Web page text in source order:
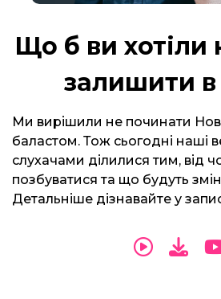
Що б ви хотіли
залишити в
Ми вирішили не починати
баластом. Тож сьогодні наші
слухачами ділилися тим, від
позбуватися та що будуть
Детальніше дізнавайте у